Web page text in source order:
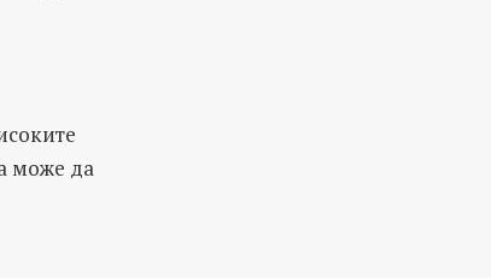
може да